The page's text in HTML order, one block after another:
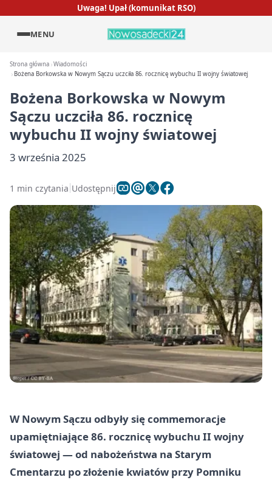
Uwaga! Upał (komunikat RSO)
MENU
Strona główna Wiadomości
Bożena Borkowska w Nowym Sączu uczciła 86. rocznicę wybuchu II wojny światowej
Bożena Borkowska w Nowym
Sączu uczciła 86. rocznicę
wybuchu II wojny światowej
3 września 2025
1 min czytania Udostępnij
W Nowym Sączu odbyły się commemoracje
upamiętniające 86. rocznicę wybuchu II wojny
światowej — od nabożeństwa na Starym
Cmentarzu po złożenie kwiatów przy Pomniku